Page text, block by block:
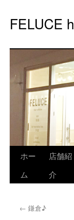
FELUCE
ホー
ム
店舗紹
介
← 鎌倉♪